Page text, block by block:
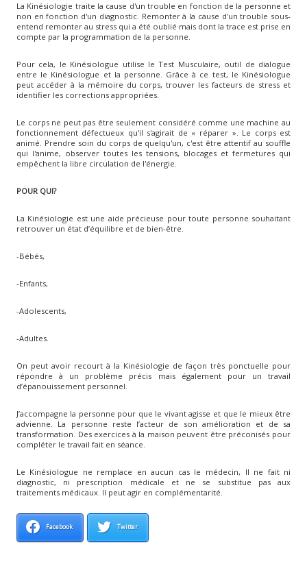
La Kinésiologie traite la cause d'un trouble en fonction de la personne et
non en fonction d'un diagnostic. Remonter à la cause d'un trouble sous-
entend remonter au stress qui a été oublié mais dont la trace est prise en
compte par la programmation de la personne.
Pour cela, le Kinésiologue utilise le Test Musculaire, outil de dialogue
entre le Kinésiologue et la personne. Grâce à ce test, le Kinésiologue
peut accéder à la mémoire du corps, trouver les facteurs de stress et
identifier les corrections appropriées.
Le corps ne peut pas être seulement considéré comme une machine au
fonctionnement défectueux qu'il s'agirait de « réparer ». Le corps est
animé. Prendre soin du corps de quelqu'un, c'est être attentif au souffle
qui l'anime, observer toutes les tensions, blocages et fermetures qui
empêchent la libre circulation de l'énergie.
POUR QUI?
La Kinésiologie est une aide précieuse pour toute personne souhaitant
retrouver un état d’équilibre et de bien-être.
-Bébés,
-Enfants,
-Adolescents,
-Adultes.
On peut avoir recourt à la Kinésiologie de façon très ponctuelle pour
répondre à un problème précis mais également pour un travail
d’épanouissement personnel.
J’accompagne la personne pour que le vivant agisse et que le mieux être
advienne. La personne reste l’acteur de son amélioration et de sa
transformation. Des exercices à la maison peuvent être préconisés pour
compléter le travail fait en séance.
Le Kinésiologue ne remplace en aucun cas le médecin, Il ne fait ni
diagnostic, ni prescription médicale et ne se substitue pas aux
traitements médicaux. Il peut agir en complémentarité.
Facebook Twitter